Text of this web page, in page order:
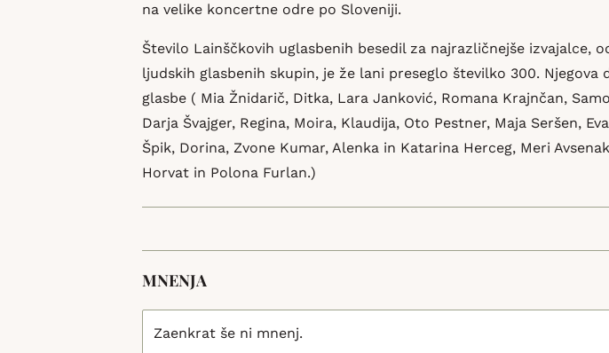
na velike koncertne odre po Sloveniji.
Število Lainščkovih uglasbenih besedil za najrazličnejše izvajalce,
ljudskih glasbenih skupin, je že lani preseglo številko 300.
glasbe ( Mia Žnidarič, Ditka, Lara Janković, Romana Krajnčan,
Darja Švajger, Regina, Moira, Klaudija, Oto Pestner, Maja Seršen,
Špik, Dorina, Zvone Kumar, Alenka in Katarina Herceg, Meri
Horvat in Polona Furlan.)
MNENJA
Zaenkrat še ni mnenj.